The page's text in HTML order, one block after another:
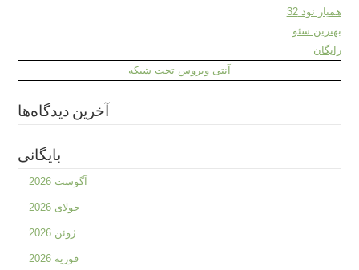
همیار نود 32
بهترین سئو
رایگان
آنتی ویروس تحت شبکه
آخرین دیدگاه‌ها
بایگانی
آگوست 2026
جولای 2026
ژوئن 2026
فوریه 2026